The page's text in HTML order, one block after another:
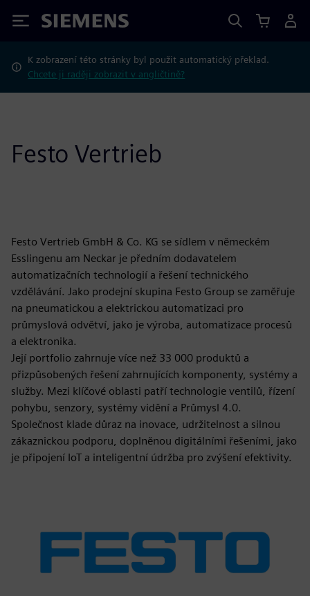
Siemens
K zobrazení této stránky byl použit automatický překlad.
Chcete ji raději zobrazit v angličtině?
Festo Vertrieb
Festo Vertrieb GmbH & Co. KG se sídlem v německém
Esslingenu am Neckar je předním dodavatelem
automatizačních technologií a řešení technického
vzdělávání. Jako prodejní skupina Festo Group se zaměřuje
na pneumatickou a elektrickou automatizaci pro
průmyslová odvětví, jako je výroba, automatizace procesů
a elektronika.
Její portfolio zahrnuje více než 33 000 produktů a
přizpůsobených řešení zahrnujících komponenty, systémy a
služby. Mezi klíčové oblasti patří technologie ventilů, řízení
pohybu, senzory, systémy vidění a Průmysl 4.0.
Společnost klade důraz na inovace, udržitelnost a silnou
zákaznickou podporu, doplněnou digitálními řešeními, jako
je připojení IoT a inteligentní údržba pro zvýšení efektivity.